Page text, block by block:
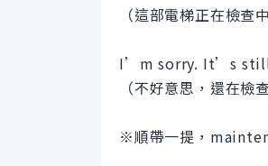
（這部電梯正在檢查
I’m sorry. It’s still
（不好意思，還在檢
※順帶一提，